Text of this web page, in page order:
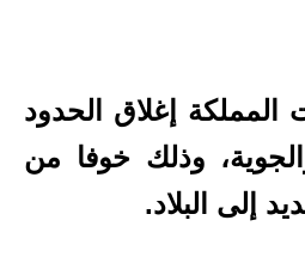
المملكة إغلاق الحدود
وذلك خوفا من
إلى البلاد.